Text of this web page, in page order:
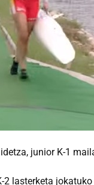
junior K-1
lasterketa